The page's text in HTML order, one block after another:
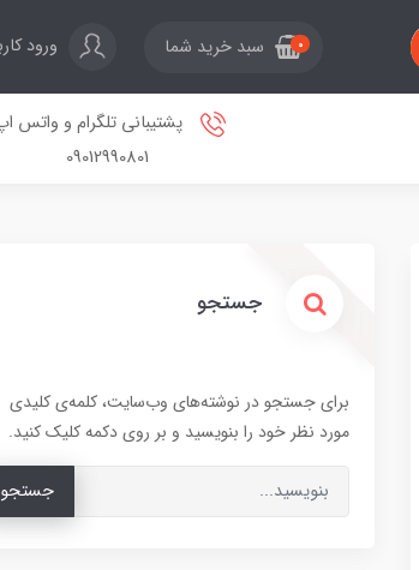
0 سبد خرید شما ورود
پشتیبانی تلگرام و واتس
09012990801
جستجو
برای جستجو در نوشته‌های وب‌سایت، کلمه‌ی کلیدی
مورد نظر خود را بنویسید و بر روی دکمه کلیک کنید.
جستجو